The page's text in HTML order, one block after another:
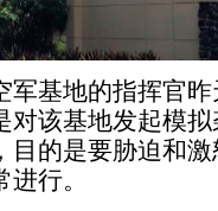
军基地的指挥官
对该基地发起模
目的是要胁迫和
行。